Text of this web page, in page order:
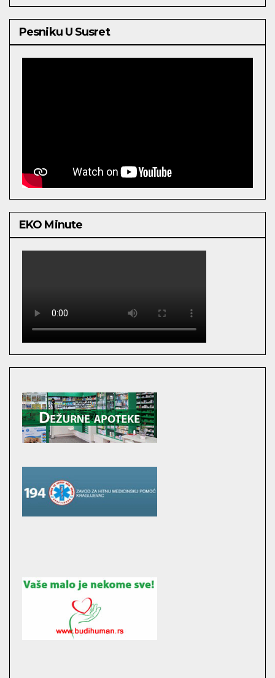
Pesniku U Susret
EKO Minute